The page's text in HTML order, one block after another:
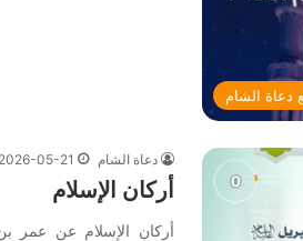
دعاة الشام
دعاة الشام 2026-05-21
أركان الإسلام
أركان الإسلام عن عمر